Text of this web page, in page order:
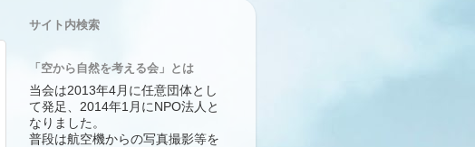
サイト内検索
「空から自然を考える会」とは
当会は2013年4月に任意団体とし
て発足、2014年1月にNPO法人と
なりました。
普段は航空機からの写真撮影等を